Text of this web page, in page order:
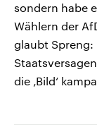
sondern habe
Wählern der
glaubt Spreng:
die ‚Bild‘